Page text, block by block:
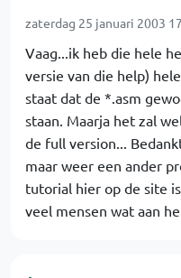
zaterdag 25 januari 2003
Vaag...ik heb die hele
versie van die help)
staat dat de *.asm
staan. Maarja het zal
de full version...
maar weer een ander
tutorial hier op de site
veel mensen wat aan